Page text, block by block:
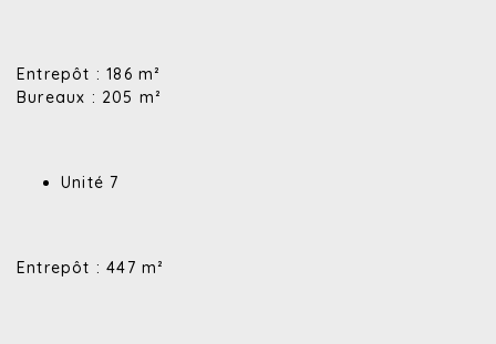
Entrepôt : 186 m²
Bureaux : 205 m²
Unité 7
Entrepôt : 447 m²